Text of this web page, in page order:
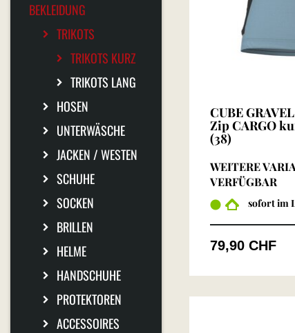
BEKLEIDUNG
TRIKOTS
TRIKOTS KURZ
TRIKOTS LANG
HOSEN
UNTERWÄSCHE
JACKEN / WESTEN
SCHUHE
SOCKEN
BRILLEN
HELME
HANDSCHUHE
PROTEKTOREN
ACCESSOIRES
CUBE
Zip CARGO
(38)
WEITERE
VERFÜGBAR
sofort im
79,90 CHF